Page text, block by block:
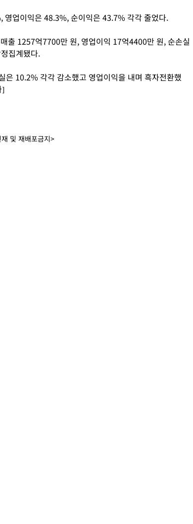
업이익은 48.3%, 순이익은 43.7% 각각 줄었다.
출 1257억7700만 원, 영업이익 17억4400만 원, 순손실
집계됐다.
은 10.2% 각각 감소했고 영업이익을 내며 흑자전환했
]
및 재배포금지>